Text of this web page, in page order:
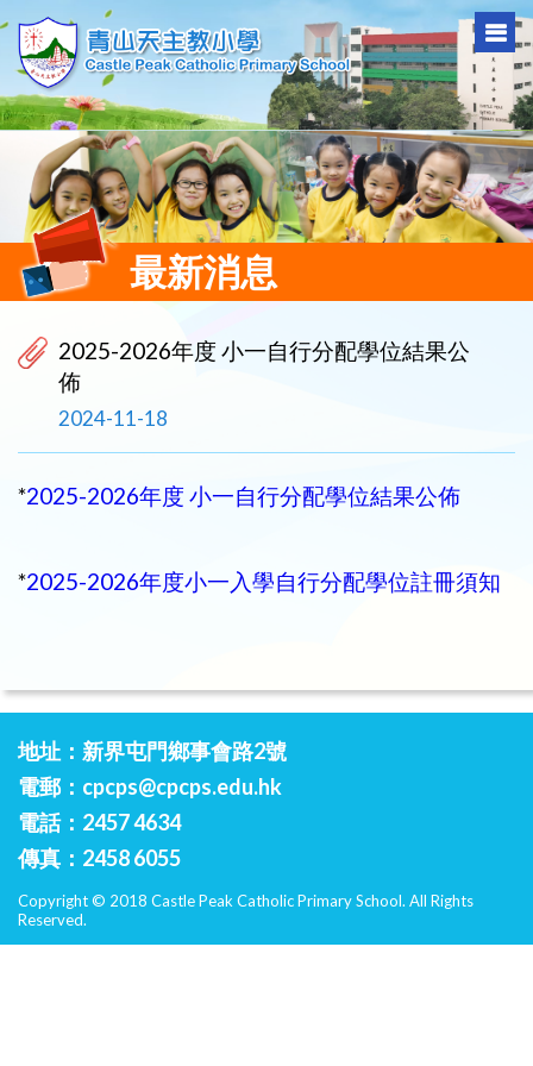
最新消息
2025-2026年度 小一自行分配學位結果公
佈
2024-11-18
*2025-2026年度 小一自行分配學位結果公佈
*2025-2026年度小一入學自行分配學位註冊須知
地址：新界屯門鄉事會路2號
電郵： cpcps@cpcps.edu.hk
電話：2457 4634
傳真：2458 6055
Copyright © 2018 Castle Peak Catholic Primary School. All Rights
Reserved.